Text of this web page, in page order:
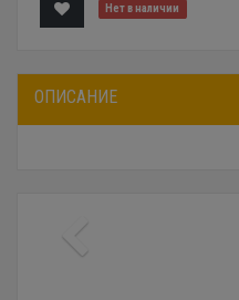
Нет в наличии
ОПИСАНИЕ